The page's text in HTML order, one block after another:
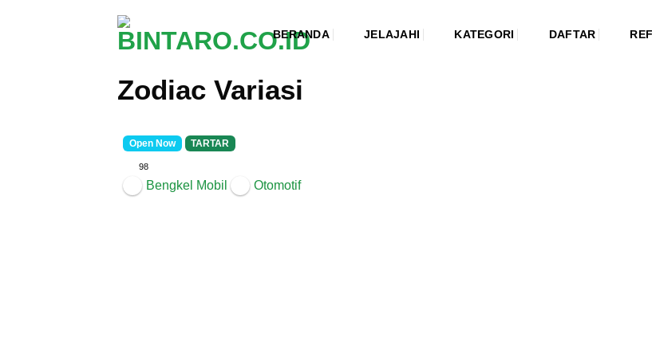
BERANDA JELAJAHI KATEGORI DAFTAR
Zodiac Variasi
Open Now TARTAR
98
Bengkel Mobil Otomotif